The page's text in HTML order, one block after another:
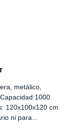
metálico,
120x100x120 cm
ni para...